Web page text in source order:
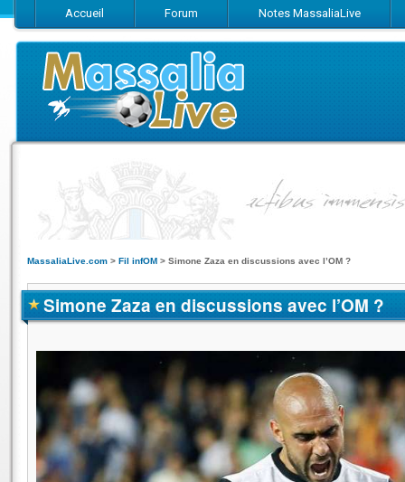
Accueil Forum Notes MassaliaLive
Suivez-nous sur Facebook
Suivez-nous sur Twitter
Abonnez-
MassaliaLive.com > Fil infOM > Simone Zaza en discussions avec l’OM ?
Simone Zaza en discussions avec l’OM ?